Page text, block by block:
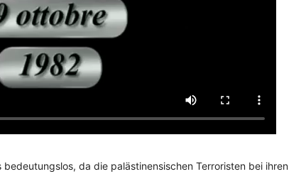
bedeutungslos, da die palästinensischen Terroristen bei ihren